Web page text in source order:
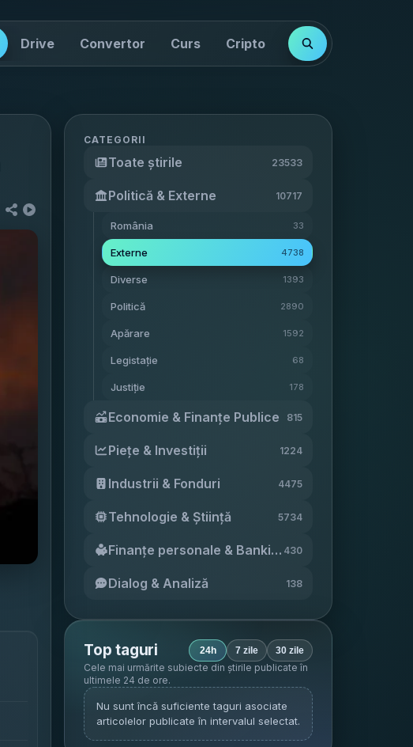
Drive Convertor Curs Cripto Cotații
CATEGORII
Toate știrile 23533
Politică & Externe 10717
România 33
Externe 4738
Diverse 1393
Politică 2890
Apărare 1592
Legistație 68
Justiție 178
Economie & Finanțe Publice 815
Piețe & Investiții 1224
Industrii & Fonduri 4475
Tehnologie & Știință 5734
Finanțe personale & Banking 430
Dialog & Analiză 138
Top taguri 24h 7 zile 30 zile
Cele mai urmărite subiecte din știrile publicate în
ultimele 24 de ore.
Nu sunt încă suficiente taguri asociate
articolelor publicate în intervalul selectat.